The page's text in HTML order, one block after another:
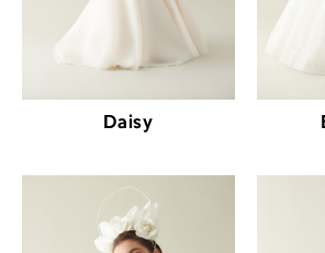
Daisy